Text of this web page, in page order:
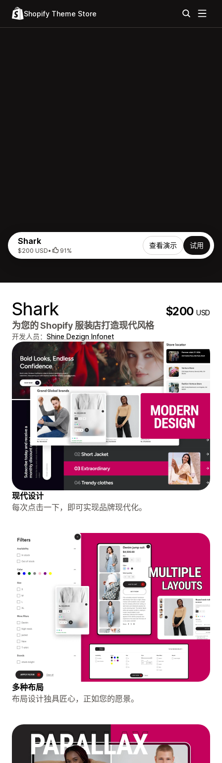
Shopify Theme Store
Shark
$200 USD• 91%
查看演示 试用
Shark $200USD
为您的 Shopify 服装店打造现代风格
开发人员： Shine Dezign Infonet
现代设计
每次点击一下，即可实现品牌现代化。
多种布局
布局设计独具匠心，正如您的愿景。